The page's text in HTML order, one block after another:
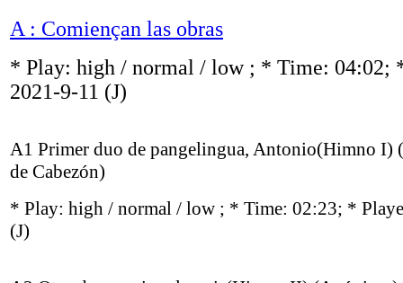
A : Comiençan las obras
* Play: high / normal / low ; * Time: 04:02;
2021-9-11 (J)
A1 Primer duo de pangelingua, Antonio(Himno I)
de Cabezón)
* Play: high / normal / low ; * Time: 02:23; *
(J)